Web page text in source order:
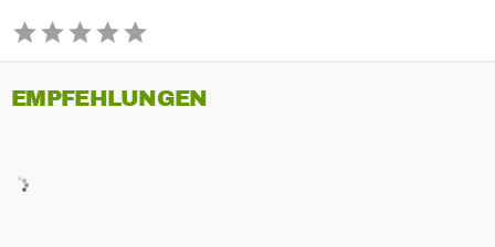
EMPFEHLUNGEN